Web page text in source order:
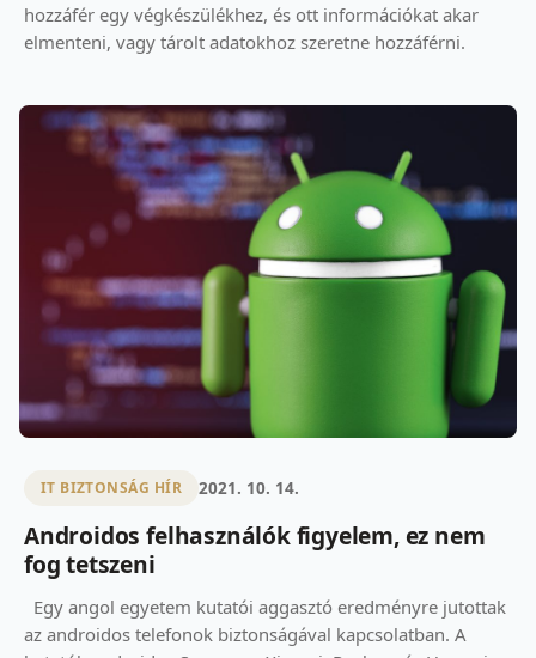
hozzáfér egy végkészülékhez, és ott információkat akar
elmenteni, vagy tárolt adatokhoz szeretne hozzáférni.
IT BIZTONSÁG HÍR 2021. 10. 14.
Androidos felhasználók figyelem, ez nem
fog tetszeni
Egy angol egyetem kutatói aggasztó eredményre jutottak
az androidos telefonok biztonságával kapcsolatban. A